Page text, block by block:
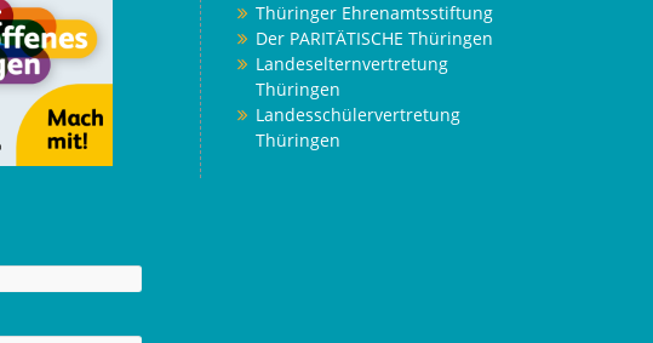
Thüringer Ehrenamtsstiftung
Der PARITÄTISCHE Thüringen
Landeselternvertretung
Thüringen
Landesschülervertretung
Thüringen